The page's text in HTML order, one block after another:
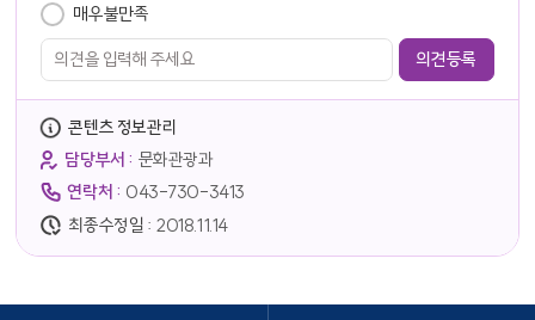
매우불만족
콘텐츠 정보관리
담당부서 : 문화관광과
연락처 : 043-730-3413
최종수정일 : 2018.11.14